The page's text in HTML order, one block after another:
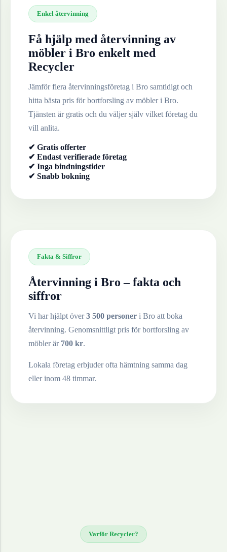
Enkel återvinning
Få hjälp med återvinning av
möbler i Bro enkelt med
Recycler
Jämför flera återvinningsföretag i Bro samtidigt och
hitta bästa pris för bortforsling av möbleri Bro.
Tjänsten är gratis och du väljer själv vilket företag du
vill anlita.
✔ Gratis offerter
✔ Endast verifierade företag
✔ Inga bindningstider
✔ Snabb bokning
Fakta & Siffror
Återvinning i Bro – fakta och
siffror
Vi har hjälpt över3 500 personer i Bro att boka
återvinning. Genomsnittligt pris för bortforsling av
möblerär 700 kr.
Lokala företag erbjuder ofta hämtning samma dag
eller inom 48 timmar.
Varför Recycler?